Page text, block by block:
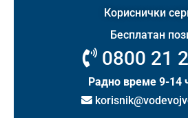
Кориснички
Бесплатан
0800 21
Радно време 9-14